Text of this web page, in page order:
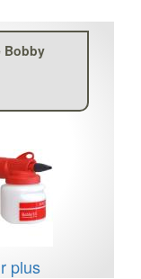
Bobby
plus